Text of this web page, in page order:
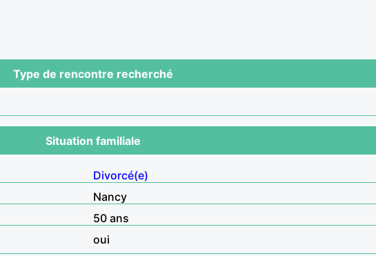
Type de rencontre recherché
Situation familiale
Divorcé(e)
Nancy
50 ans
oui